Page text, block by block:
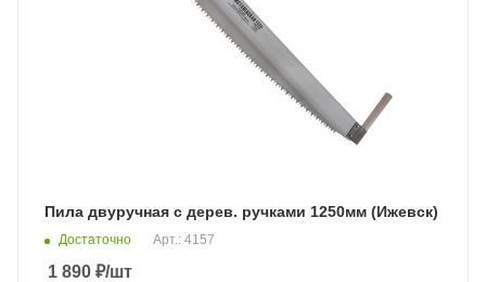
Пила двуручная с дерев. ручками 1250мм (Ижевск)
Достаточно Арт.: 4157
1 890 ₽/шт